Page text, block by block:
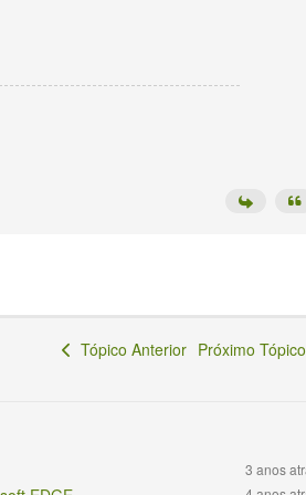
Tópico Anterior Próximo Tópico
3 anos